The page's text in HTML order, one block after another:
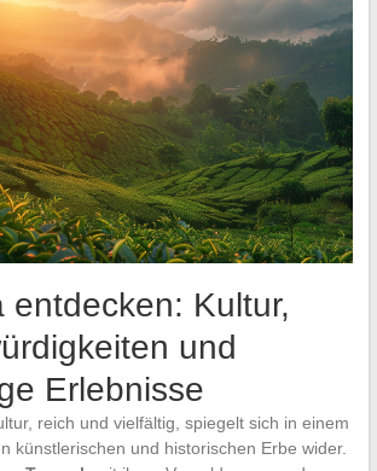
entdecken: Kultur,
und
Erlebnisse
reich und vielfältig, spiegelt sich in einem
künstlerischen und historischen Erbe wider.